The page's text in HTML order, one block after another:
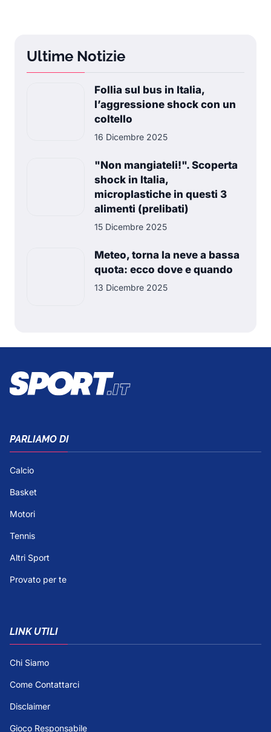
Ultime Notizie
Follia sul bus in Italia,
l’aggressione shock con un
coltello
16 Dicembre 2025
"Non mangiateli!". Scoperta
shock in Italia,
microplastiche in questi 3
alimenti (prelibati)
15 Dicembre 2025
Meteo, torna la neve a bassa
quota: ecco dove e quando
13 Dicembre 2025
PARLIAMO DI
Calcio
Basket
Motori
Tennis
Altri Sport
Provato per te
LINK UTILI
Chi Siamo
Come Contattarci
Disclaimer
Gioco Responsabile